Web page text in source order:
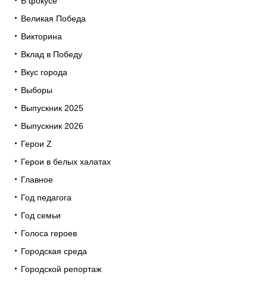
Великая Победа
Викторина
Вклад в Победу
Вкус города
Выборы
Выпускник 2025
Выпускник 2026
Герои Z
Герои в белых халатах
Главное
Год педагога
Год семьи
Голоса героев
Городская среда
Городской репортаж